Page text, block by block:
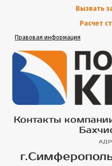
Вызвать
Расчет
Правовая информация
Контакты